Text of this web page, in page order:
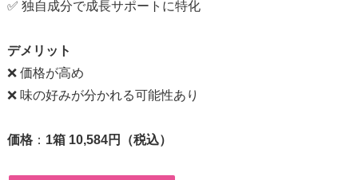
✅ 独自成分で成長サポートに特化
デメリット
❌ 価格が高め
❌ 味の好みが分かれる可能性あり
価格 ： 1箱 10,584円（税込）